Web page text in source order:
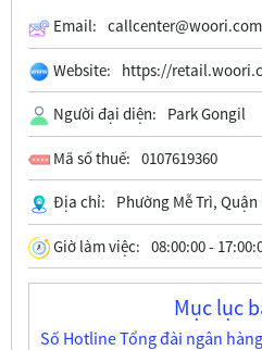
Email:
Website: https://
Người đại diện: Park Gongil
Mã số thuế: 0107619360
Địa chỉ: Phường Mễ Trì,
Giờ làm việc: 08:00:00 -
Mục lục
Số Hotline Tổng đài ngân